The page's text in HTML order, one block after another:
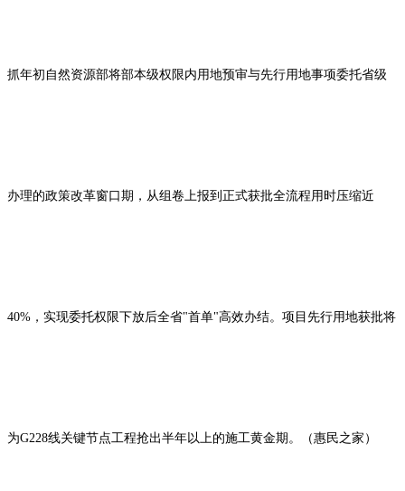
抓年初自然资源部将部本级权限内用地预审与先行用地事项委托省级
办理的政策改革窗口期，从组卷上报到正式获批全流程用时压缩近
40%，实现委托权限下放后全省"首单"高效办结。项目先行用地获批将
为G228线关键节点工程抢出半年以上的施工黄金期。（惠民之家）